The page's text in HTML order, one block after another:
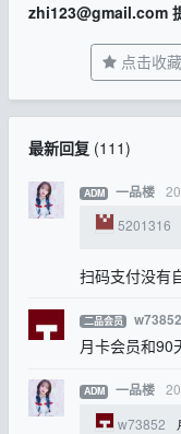
zhi123@gmail.com
点击收
最新回复(111)
ADM 一品楼
5201316
扫码支付没有
二品会员 w73852
月卡会员和90
ADM 一品楼
w73852